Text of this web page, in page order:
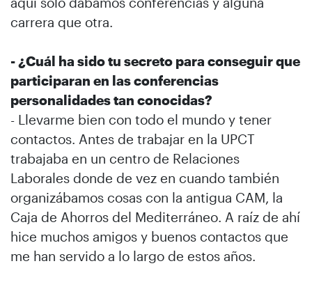
carrera que otra.
- ¿Cuál ha sido tu secreto para conseguir que
participaran en las conferencias
personalidades tan conocidas?
- Llevarme bien con todo el mundo y tener
contactos. Antes de trabajar en la UPCT
trabajaba en un centro de Relaciones
Laborales donde de vez en cuando también
organizábamos cosas con la antigua CAM, la
Caja de Ahorros del Mediterráneo. A raíz de ahí
hice muchos amigos y buenos contactos que
me han servido a lo largo de estos años.